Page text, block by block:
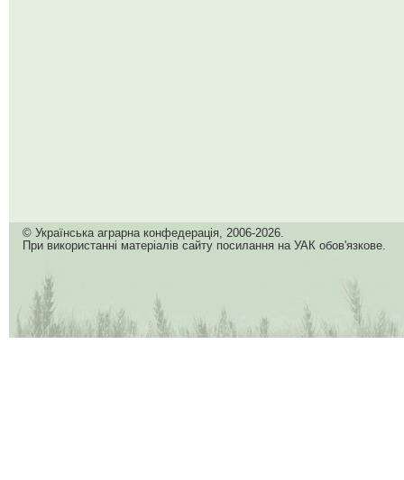
© Українська аграрна конфедерація, 2006-2026.
При використанні матеріалів сайту посилання на УАК обов'язкове.